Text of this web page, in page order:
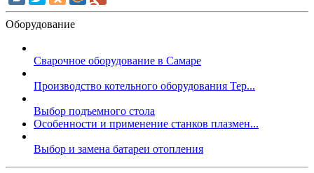
Оборудование
Сварочное оборудование в Самаре
Производство котельного оборудования Тер...
Выбор подъемного стола
Особенности и применение станков плазмен...
Выбор и замена батареи отопления